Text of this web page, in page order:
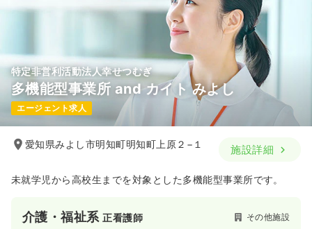
特定非営利活動法人幸せつむぎ
多機能型事業所 and カイト みよし
エージェント求人
愛知県みよし市明知町明知町上原２−１ 施設詳細
未就学児から高校生までを対象とした多機能型事業所です。
介護・福祉系正看護師 その他施設